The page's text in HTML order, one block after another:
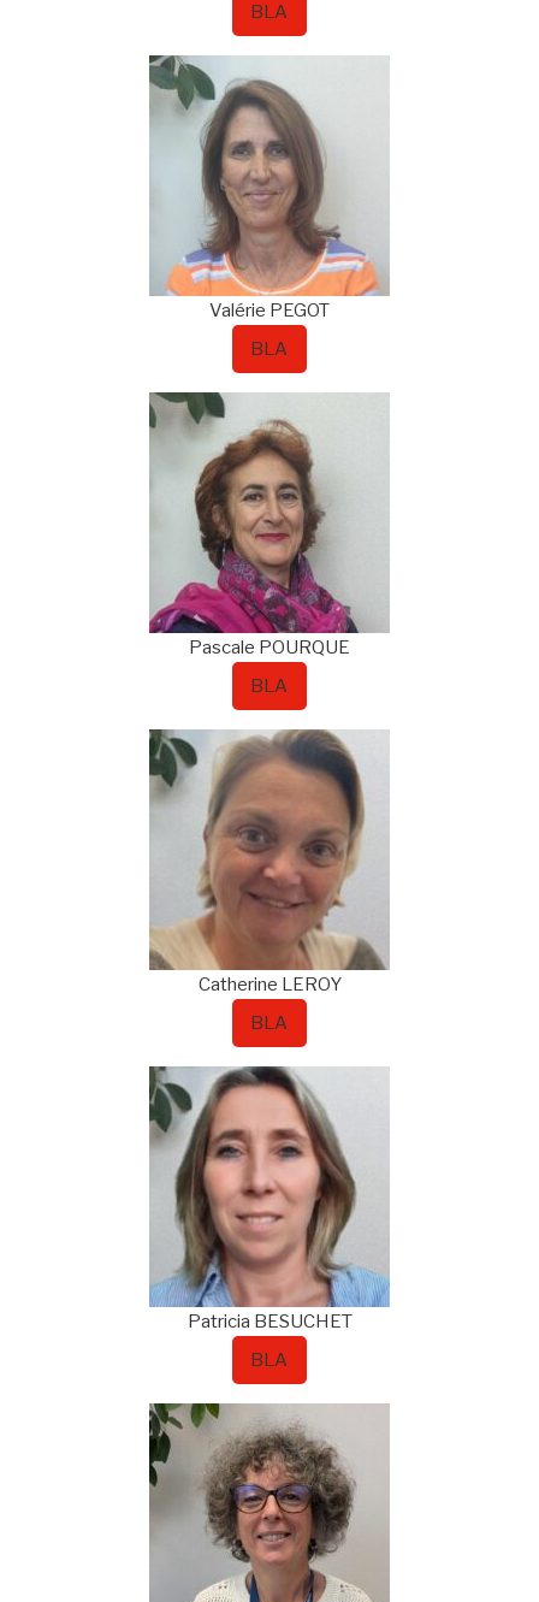
BLA
Valérie PEGOT
BLA
Pascale POURQUE
BLA
Catherine LEROY
BLA
Patricia BESUCHET
BLA